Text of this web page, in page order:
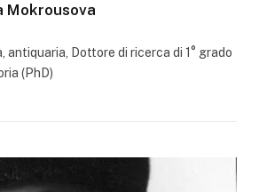
Mokrousova
antiquaria, Dottore di ricerca di 1° grado
(PhD)